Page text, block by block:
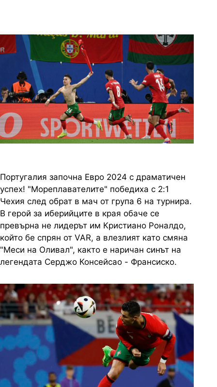
Португалия започна Евро 2024 с драматичен
успех! "Мореплавателите" победиха с 2:1
Чехия след обрат в мач от група 6 на турнира.
В герой за иберийците в края обаче се
превърна не лидерът им Кристиано Роналдо,
който бе спрян от VAR, а влезлият като смяна
"Меси на Оливал", както е наричан синът на
легендата Серджо Консейсао - Франсиско.